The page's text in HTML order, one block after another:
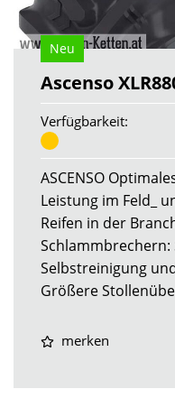
Neu
Ascenso
Verfügbarkeit:
ASCENSO
Leistung im Feld_
Reifen in der
Selbstreinigung
Größere
merken